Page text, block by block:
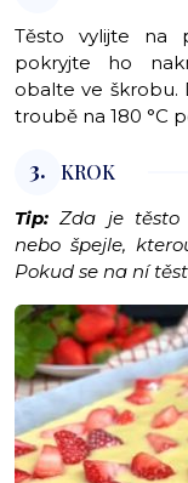
Těsto vylijte na
pokryjte ho
obalte ve škrobu.
troubě na 180 °C
3. KROK
Tip: Zda je těsto
nebo špejle,
Pokud se na ní